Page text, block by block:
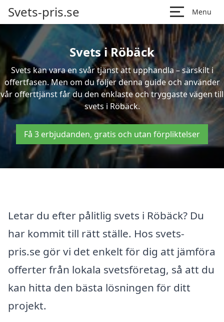
Svets-pris.se Menu
Svets i Röbäck
Svets kan vara en svår tjänst att upphandla – särskilt i
offertfasen. Men om du följer denna guide och använder
vår offerttjänst får du den enklaste och tryggaste vägen till
svets i Röbäck.
Få 3 erbjudanden, gratis och utan förpliktelser
Letar du efter pålitlig svets i Röbäck? Du
har kommit till rätt ställe. Hos svets-
pris.se gör vi det enkelt för dig att jämföra
offerter från lokala svetsföretag, så att du
kan hitta den bästa lösningen för ditt
projekt.